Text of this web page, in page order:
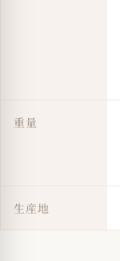
重量
生産地